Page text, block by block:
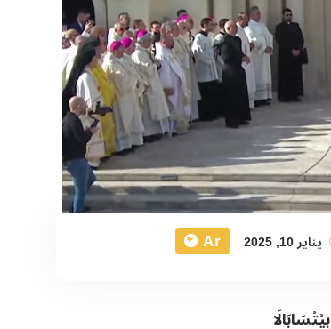
يناير 10, 2025 Ar
بِيْتْسَابَالَا